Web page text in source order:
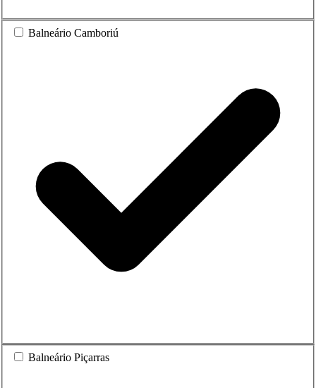
Balneário Camboriú
Balneário Piçarras